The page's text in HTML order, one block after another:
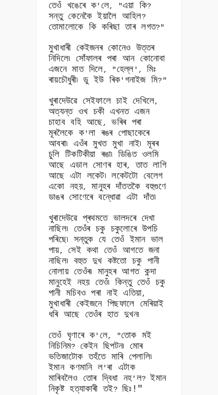
তেওঁ খঙেৰে ক' লে, "এয়া কি?
সন্তু কেনেকৈ ইয়ালৈ আহিল?
তোমালোকে কি কৰিছা তাৰ লগত?"
মুখাধাৰী কেইজনৰ কোনেও উত্তৰ
নিদিলে৷ সোঁফালৰ পৰা আন কোনোবা
এজনে মাত দিলে, "হেল্ল ',মিঃ
ৰায়চৌধুৰী৷ ডু ইউ ৰিক' গনাইজ মি?"
খুৰাদেউৱে সেইফালে চাই দেখিলে,
অত্যন্ত ওখ চকী এখনত এজন
চাহাব বহি আছে,ভৰিৰ পৰা
মূৰলৈকে ক'লা ৰঙৰ পোছাকেৰে
আবৰা৷ এওঁৰ মুখত মুখা নাই৷ মূৰৰ
চুলি টিকটিকীয়া ৰঙা৷ ডিঙিত ওলমি
আছে এডাল সোণৰ হাৰ,তাত লাগি
আছে এটা লকেট৷ লকেটটো বেলেগ
একো নহয়,মানুহৰ দাঁততকৈ বহুগুণে
ডাঙৰ সোণেৰে বন্ধোৱা এটা দাঁত৷
খুৰাদেউৱে প্ৰথমতে ভালদৰে দেখা
নাছিল৷ তেওঁৰ চকু চকুলোৰে উপচি
পৰিছে৷ সন্তুক যে তেওঁ ইমান ভাল
পায়,সেই কথা তেওঁ আগতে জনা
নাছিল৷ বহুত দুখ কষ্টতো চকু পানী
নোলায় তেওঁৰ৷ মানুহৰ আগত কন্দা
মানুহেই নহয় তেওঁ৷ কিন্তু তেওঁ চকু
পানী মচিবও পৰা নাই এতিয়া,
মুখাধাৰী কেইজনে পিছফালে মেৰিয়াই
ধৰি আছে তেওঁৰ হাত দুখন৷
তেওঁ ঘৃণাৰে ক' লে, "তোক মই
নিচিনিম? কেইন ছিপটন৷ মোৰ
ভতিজাটোক তহঁতে মাৰি পেলালি৷
ইমান কণমানি ল'ৰা এটাক
মাৰিবলৈও তোৰ দ্বিধা নহ' ল?ইমান
নিকৃষ্ট হত্যাকাৰী তই?ছিঃ!"